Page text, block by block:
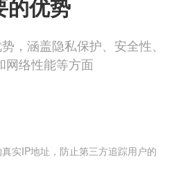
的优势
，涵盖隐私保护、安全性、
网络性能等方面
实IP地址，防止第三方追踪用户的